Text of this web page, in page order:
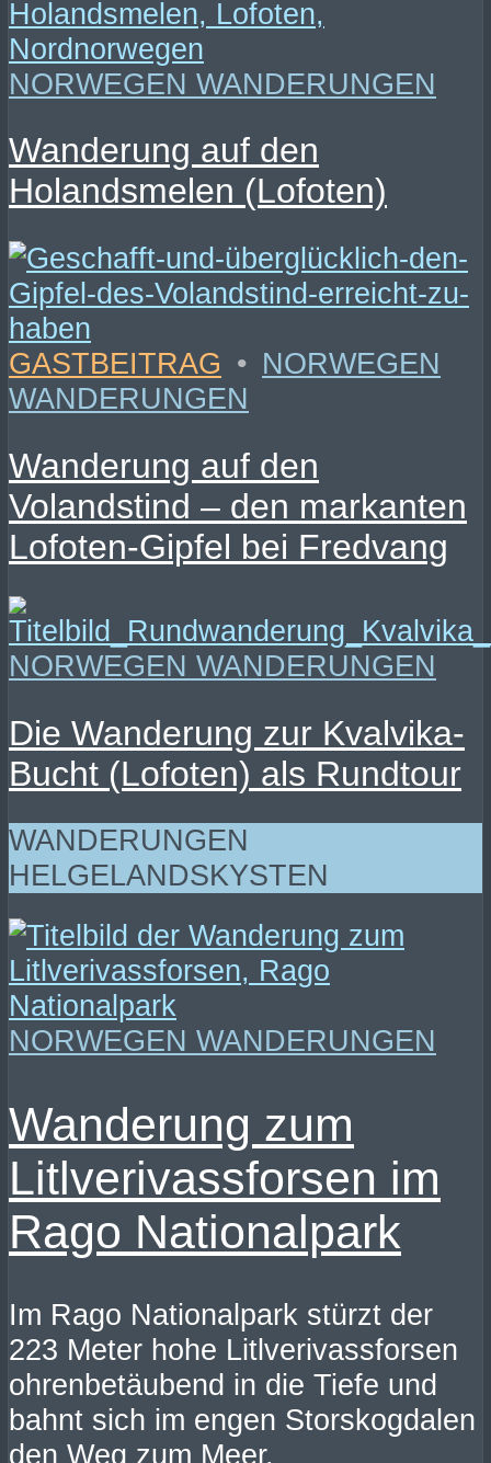
NORWEGEN WANDERUNGEN
Wanderung auf den
Holandsmelen (Lofoten)
GASTBEITRAG • NORWEGEN
WANDERUNGEN
Wanderung auf den
Volandstind – den markanten
Lofoten-Gipfel bei Fredvang
NORWEGEN WANDERUNGEN
Die Wanderung zur Kvalvika-
Bucht (Lofoten) als Rundtour
WANDERUNGEN
HELGELANDSKYSTEN
NORWEGEN WANDERUNGEN
Wanderung zum
Litlverivassforsen im
Rago Nationalpark
Im Rago Nationalpark stürzt der
223 Meter hohe Litlverivassforsen
ohrenbetäubend in die Tiefe und
bahnt sich im engen Storskogdalen
den Weg zum Meer.